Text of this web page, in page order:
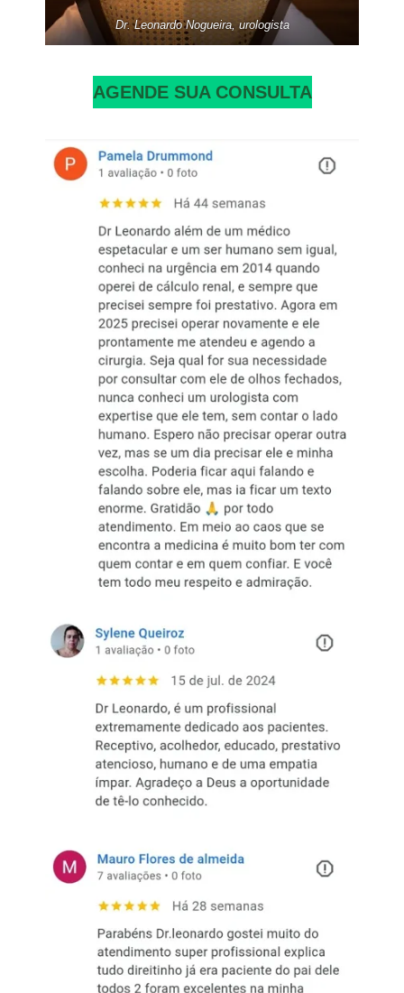
Dr. Leonardo Nogueira, urologista
AGENDE SUA CONSULTA